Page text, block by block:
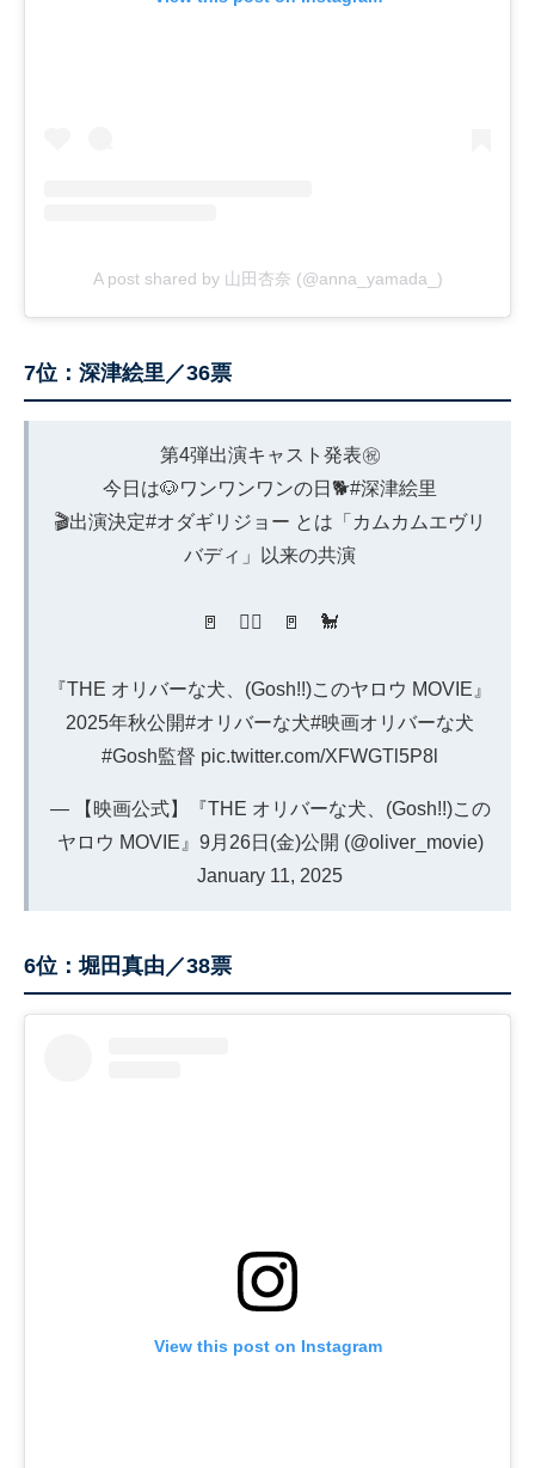
A post shared by 山田杏奈 (@anna_yamada_)
7位：深津絵里／36票
第4弾出演キャスト発表㊗️
今日は🐶ワンワンワンの日🐕#深津絵里
🎬出演決定#オダギリジョー とは「カムカムエヴリ
バディ」以来の共演
🚪 🐕‍🦺 🚪 🐩
『THE オリバーな犬、(Gosh!!)このヤロウ MOVIE』
2025年秋公開#オリバーな犬#映画オリバーな犬
#Gosh監督 pic.twitter.com/XFWGTl5P8l
— 【映画公式】『THE オリバーな犬、(Gosh!!)この
ヤロウ MOVIE』9月26日(金)公開 (@oliver_movie)
January 11, 2025
6位：堀田真由／38票
View this post on Instagram